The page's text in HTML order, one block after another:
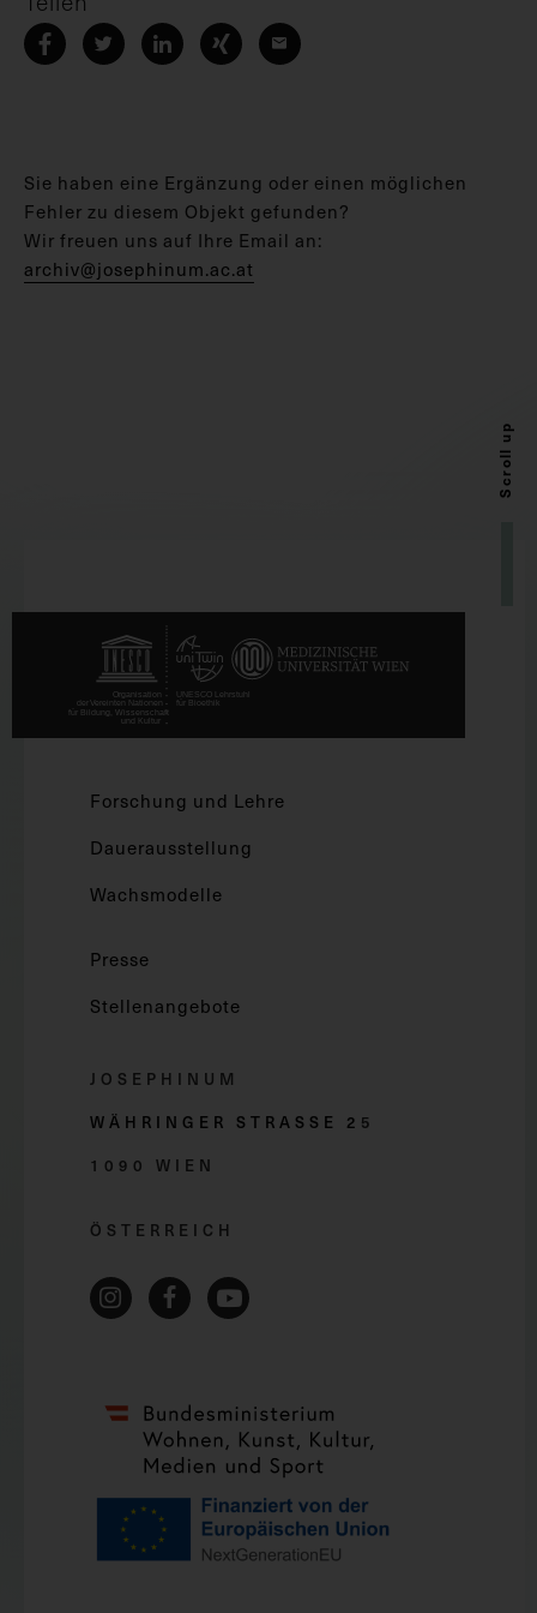
Sie haben eine Ergänzung oder einen möglichen
Fehler zu diesem Objekt gefunden?
Wir freuen uns auf Ihre Email an:
archiv@josephinum.ac.at
Scroll up
Forschung und Lehre
Dauerausstellung
Wachsmodelle
Presse
Stellenangebote
JOSEPHINUM
WÄHRINGER STRASSE 2 5
1090 WIEN
ÖSTERREICH